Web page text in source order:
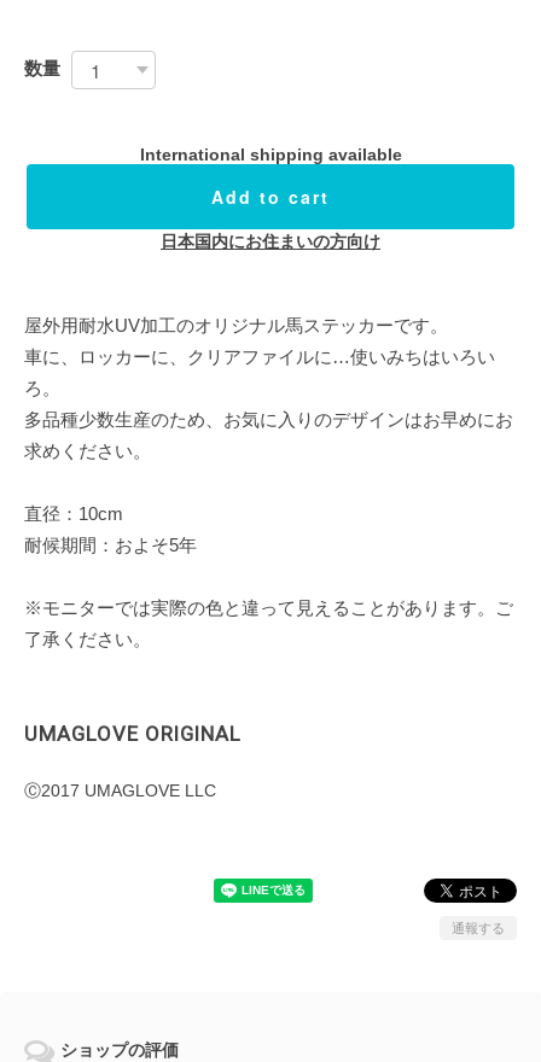
数量
International shipping available
Add to cart
日本国内にお住まいの方向け
屋外用耐水UV加工のオリジナル馬ステッカーです。
車に、ロッカーに、クリアファイルに…使いみちはいろい
ろ。
多品種少数生産のため、お気に入りのデザインはお早めにお
求めください。
直径：10cm
耐候期間：およそ5年
※モニターでは実際の色と違って見えることがあります。ご
了承ください。
UMAGLOVE ORIGINAL
Ⓒ2017 UMAGLOVE LLC
通報する
ショップの評価